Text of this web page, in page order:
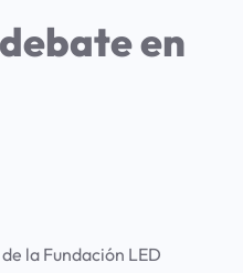
en
la Fundación LED